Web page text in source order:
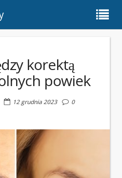
korektą
powiek
12 grudnia 2023 0